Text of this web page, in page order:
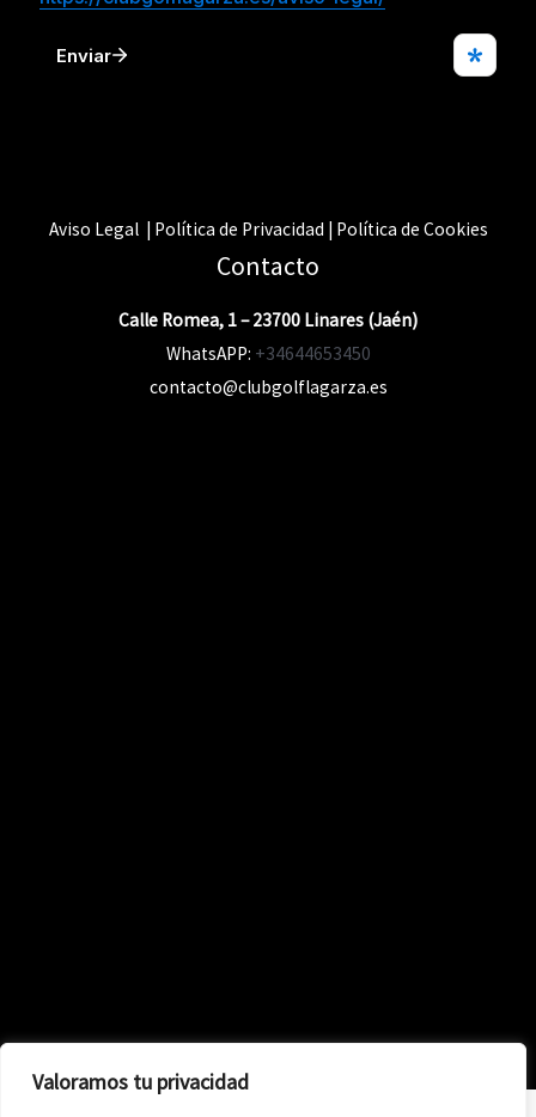
Valoramos tu privacidad
Aviso Legal | Política de Privacidad | Política de Cookies
Contacto
Calle Romea, 1 – 23700 Linares (Jaén)
WhatsAPP: +34644653450
contacto@clubgolflagarza.es